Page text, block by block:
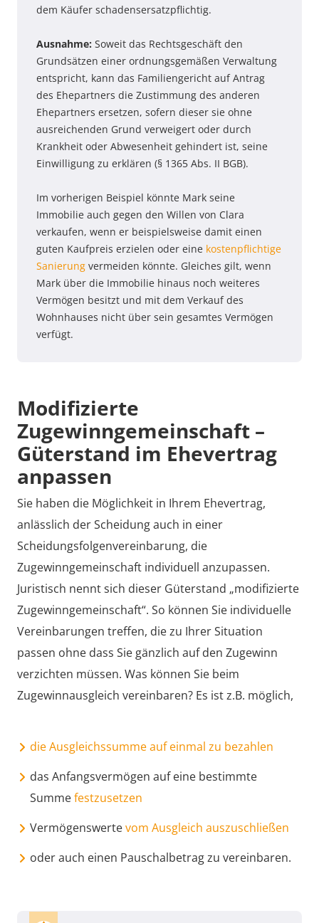
dem Käufer schadensersatzpflichtig.
Ausnahme: Soweit das Rechtsgeschäft den
Grundsätzen einer ordnungsgemäßen Verwaltung
entspricht, kann das Familiengericht auf Antrag
des Ehepartners die Zustimmung des anderen
Ehepartners ersetzen, sofern dieser sie ohne
ausreichenden Grund verweigert oder durch
Krankheit oder Abwesenheit gehindert ist, seine
Einwilligung zu erklären (§ 1365 Abs. II BGB).
Im vorherigen Beispiel könnte Mark seine
Immobilie auch gegen den Willen von Clara
verkaufen, wenn er beispielsweise damit einen
guten Kaufpreis erzielen oder eine kostenpflichtige
Sanierung vermeiden könnte. Gleiches gilt, wenn
Mark über die Immobilie hinaus noch weiteres
Vermögen besitzt und mit dem Verkauf des
Wohnhauses nicht über sein gesamtes Vermögen
verfügt.
Modifizierte
Zugewinngemeinschaft –
Güterstand im Ehevertrag
anpassen
Sie haben die Möglichkeit in Ihrem Ehevertrag,
anlässlich der Scheidung auch in einer
Scheidungsfolgenvereinbarung, die
Zugewinngemeinschaft individuell anzupassen.
Juristisch nennt sich dieser Güterstand „modifizierte
Zugewinngemeinschaft“. So können Sie individuelle
Vereinbarungen treffen, die zu Ihrer Situation
passen ohne dass Sie gänzlich auf den Zugewinn
verzichten müssen. Was können Sie beim
Zugewinnausgleich vereinbaren? Es ist z.B. möglich,
die Ausgleichssumme auf einmal zu bezahlen
das Anfangsvermögen auf eine bestimmte
Summefestzusetzen
Vermögenswertevom Ausgleich auszuschließen
oder auch einen Pauschalbetrag zu vereinbaren.